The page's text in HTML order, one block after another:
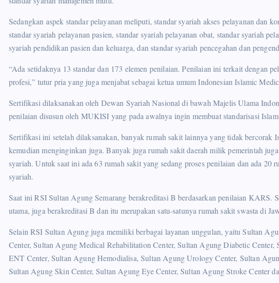
Sedangkan aspek standar pelayanan meliputi, standar syariah akses pelayanan dan
standar syariah pelayanan pasien, standar syariah pelayanan obat, standar syariah
syariah pendidikan pasien dan keluarga, dan standar syariah pencegahan dan
“Ada setidaknya 13 standar dan 173 elemen penilaian. Penilaian ini terkait dengan
profesi,” tutur pria yang juga menjabat sebagai ketua umum Indonesian Islamic
Sertifikasi dilaksanakan oleh Dewan Syariah Nasional di bawah Majelis Ulama
penilaian disusun oleh MUKISI yang pada awalnya ingin membuat standarisasi
Sertifikasi ini setelah dilaksanakan, banyak rumah sakit lainnya yang tidak bercorak
kemudian menginginkan juga. Banyak juga rumah sakit daerah milik pemerintah
syariah. Untuk saat ini ada 63 rumah sakit yang sedang proses penilaian dan ada 20
syariah.
Saat ini RSI Sultan Agung Semarang berakreditasi B berdasarkan penilaian KARS.
utama, juga berakreditasi B dan itu merupakan satu-satunya rumah sakit swasta di
Selain RSI Sultan Agung juga memiliki berbagai layanan unggulan, yaitu Sultan
Center, Sultan Agung Medical Rehabilitation Center, Sultan Agung Diabetic
ENT Center, Sultan Agung Hemodialisa, Sultan Agung Urology Center, Sultan
Sultan Agung Skin Center, Sultan Agung Eye Center, Sultan Agung Stroke Center